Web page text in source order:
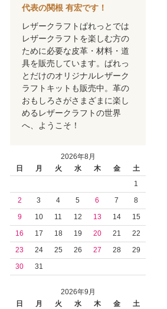
代表の関根 有宏です！
レザークラフトぱれっとでは
レザークラフトを楽しむ方の
ために必要な皮革・材料・道
具を販売しています。ぱれっ
とだけのオリジナルレザーク
ラフトキットも販売中。革の
おもしろさがさまざまに楽し
めるレザークラフトの世界
へ、ようこそ！
2026年8月
日
月 火 水 木 金
土
1
2
3 4 5 6 7
8
9
10 11 12 13 14
15
16
17 18 19 20 21
22
23
24 25 26 27 28
29
30
31
2026年9月
日
月 火 水 木 金
土